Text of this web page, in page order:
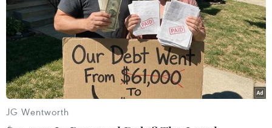
Theo dõi VietnamPlus
TIN LIÊN QUAN
JG Wentworth